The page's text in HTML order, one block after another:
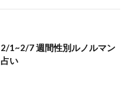
2/1~2/7 週間性別ルノルマン
占い